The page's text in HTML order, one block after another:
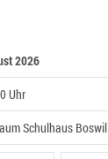
2026
Uhr
Schulhaus Boswil